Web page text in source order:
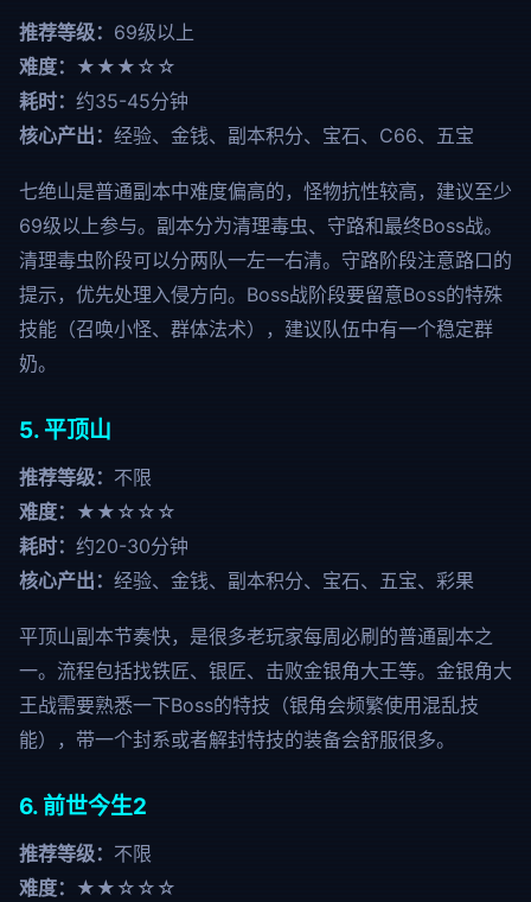
推荐等级： 69级以上
难度： ★★★☆☆
耗时： 约35-45分钟
核心产出： 经验、金钱、副本积分、宝石、C66、五宝
七绝山是普通副本中难度偏高的，怪物抗性较高，建议至少
69级以上参与。副本分为清理毒虫、守路和最终Boss战。
清理毒虫阶段可以分两队一左一右清。守路阶段注意路口的
提示，优先处理入侵方向。Boss战阶段要留意Boss的特殊
技能（召唤小怪、群体法术），建议队伍中有一个稳定群
奶。
5. 平顶山
推荐等级： 不限
难度： ★★☆☆☆
耗时： 约20-30分钟
核心产出： 经验、金钱、副本积分、宝石、五宝、彩果
平顶山副本节奏快，是很多老玩家每周必刷的普通副本之
一。流程包括找铁匠、银匠、击败金银角大王等。金银角大
王战需要熟悉一下Boss的特技（银角会频繁使用混乱技
能），带一个封系或者解封特技的装备会舒服很多。
6. 前世今生2
推荐等级： 不限
难度： ★★☆☆☆